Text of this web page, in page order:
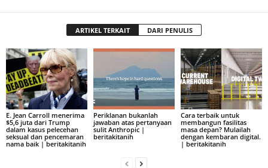
ARTIKEL TERKAIT DARI PENULIS
E. Jean Carroll menerima
$5,6 juta dari Trump
dalam kasus pelecehan
seksual dan pencemaran
nama baik | beritakitanih
Periklanan bukanlah
jawaban atas pertanyaan
sulit Anthropic |
beritakitanih
Cara terbaik untuk
membangun fasilitas
masa depan? Mulailah
dengan kembaran digital.
| beritakitanih